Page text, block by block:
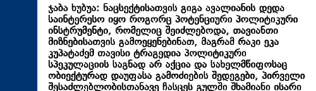
ჯაბა ხუბუა: ნაცსექტისათვის გიგა ავალიანის დედა
საინტერესო იყო როგორც პოტენციური პოლიტიკური
ინსტრუმენტი, რომელიც შეიძლებოდა, თავიანთი
მიზნებისათვის გამოეყენებინათ, მაგრამ რაკი ეკა
კუპატაძემ თავისი ტრაგედია პოლიტიკური
სპეკულაციის საგნად არ აქცია და სახელმწიფოსაც
ობიექტურად დაუფასა გამოძიების შედეგები, პირველი
შესაძლებლობისთანავე ჩასცეს გულში შხამიანი ისარი